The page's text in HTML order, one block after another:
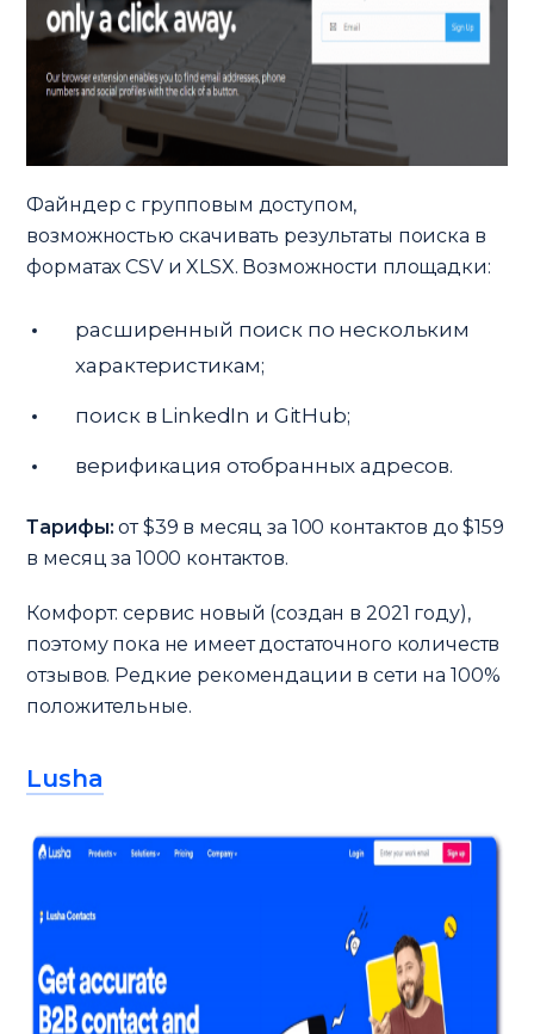
Файндер с групповым доступом,
возможностью скачивать результаты поиска в
форматах CSV и XLSX. Возможности площадки:
расширенный поиск по нескольким
характеристикам;
поиск в LinkedIn и GitHub;
верификация отобранных адресов.
Тарифы: от $39 в месяц за 100 контактов до $159
в месяц за 1000 контактов.
Комфорт: сервис новый (создан в 2021 году),
поэтому пока не имеет достаточного количеств
отзывов. Редкие рекомендации в сети на 100%
положительные.
Lusha